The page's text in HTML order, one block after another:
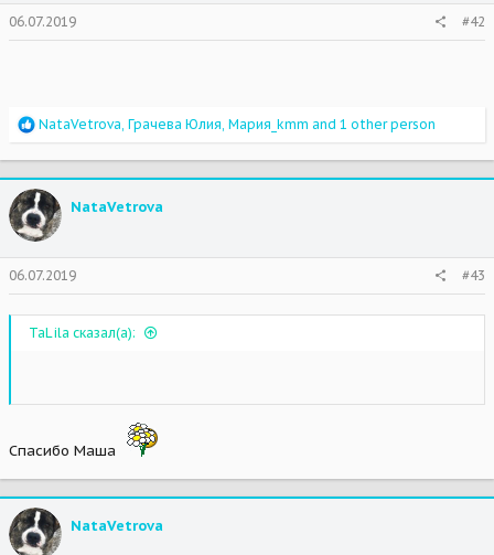
06.07.2019 #42
R
a
c
t
i
o
n
s
:
NataVetrova Грачева Юлия Мария_kmm and 1 other person
NataVetrova
06.07.2019 #43
TaLila сказал(а):
Спасибо Маша
NataVetrova